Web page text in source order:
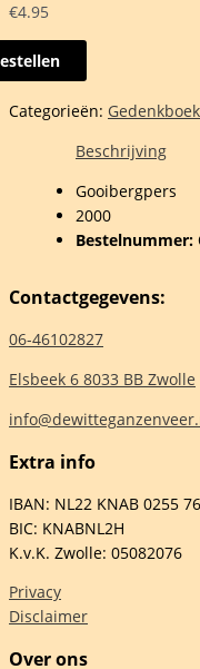
€4.95
Categorieën:
Beschrijving
Gooibergpers
2000
Bestelnummer:
Contactgegevens:
06-46102827
Elsbeek 6 8033 BB Zwolle
Extra info
IBAN: NL22 KNAB 0255
BIC: KNABNL2H
K.v.K. Zwolle: 05082076
Privacy
Disclaimer
Over ons